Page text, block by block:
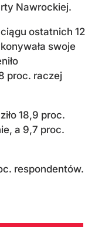
Nawrockiej.
ostatnich 12
swoje
proc. raczej
18,9 proc.
a 9,7 proc.
respondentów.